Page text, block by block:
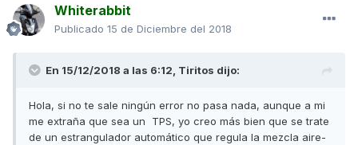
Whiterabbit
Publicado 15 de Diciembre del 2018
En 15/12/2018 a las 6:12, Tiritos dijo:
Hola, si no te sale ningún error no pasa nada, aunque a mi
me extraña que sea un TPS, yo creo más bien que se trate
de un estrangulador automático que regula la mezcla aire-